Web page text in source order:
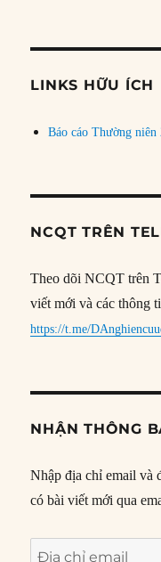
đề
LINKS HỮU ÍCH
Báo cáo Thường
NCQT TRÊN
Theo dõi NCQT trên
viết mới và các thông
https://t.me/
NHẬN THÔNG
Nhập địa chỉ email và
có bài viết mới qua
Địa